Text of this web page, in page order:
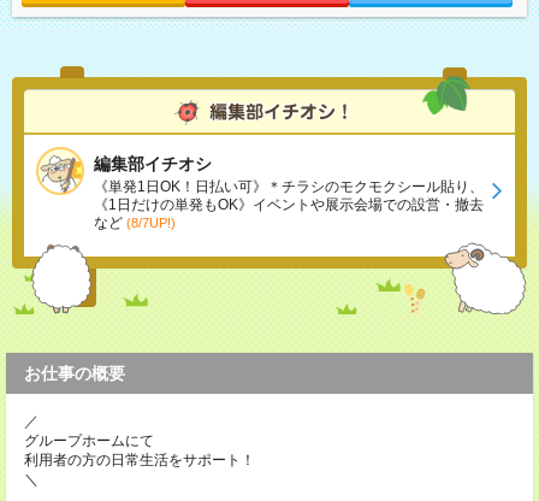
編集部イチオシ
《単発1日OK！日払い可》＊チラシのモクモクシール貼り、
《1日だけの単発もOK》イベントや展示会場での設営・撤去
など (8/7UP!)
お仕事の概要
／
グループホームにて
利用者の方の日常生活をサポート！
＼